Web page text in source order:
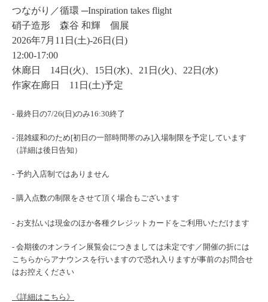
つながり／循環 ─Inspiration takes flight
硝子造形 森谷 和輝 個展
2026年7月11日(土)-26日(日)
12:00-17:00
休廊日 14日(火)、15日(水)、21日(火)、22日(水)
作家在廊日 11日(土)予定
- 最終日の7/26(日)のみ16:30終了
- 混雑緩和のため[初日の一部時間帯のみ]入場制限を予定しています
（詳細は後日告知）
- 予約入店制ではありません
- 購入点数の制限をさせて頂く場合もございます
- お支払いは現金のほか各種クレジットカードをご利用いただけます
- 会期後のオンライン展覧会につきましては未定です／開催の折には
こちらからアナウンスを行いますので恐れ入りますが事前のお問合せ
はお控えください
《詳細はこちら》